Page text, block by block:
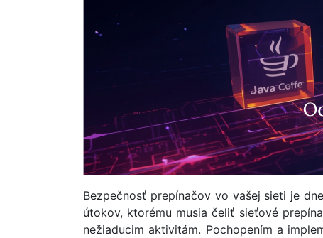
Bezpečnosť prepínačov vo vašej sieti je
útokov, ktorému musia čeliť sieťové
nežiaducim aktivitám. Pochopením a